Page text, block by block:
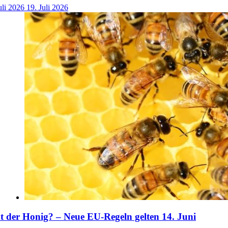
2026 19. Juli 2026
der Honig? – Neue EU-Regeln gelten 14. Juni